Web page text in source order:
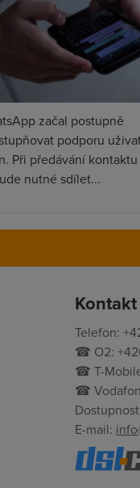
začal postupně
podporu
Při předávání
nutné sdílet...
Kontakt
Telefon:
☎ O2:
☎ T-
☎
E-mail: